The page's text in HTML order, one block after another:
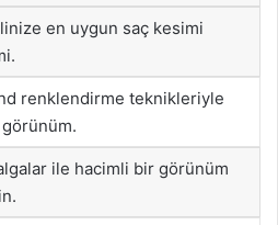
en uygun saç kesimi
renklendirme teknikleriyle
ile hacimli bir görünüm